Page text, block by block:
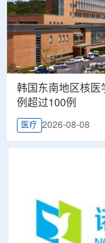
韩国东南地区核医
例超过100例
医疗 2026-08-08